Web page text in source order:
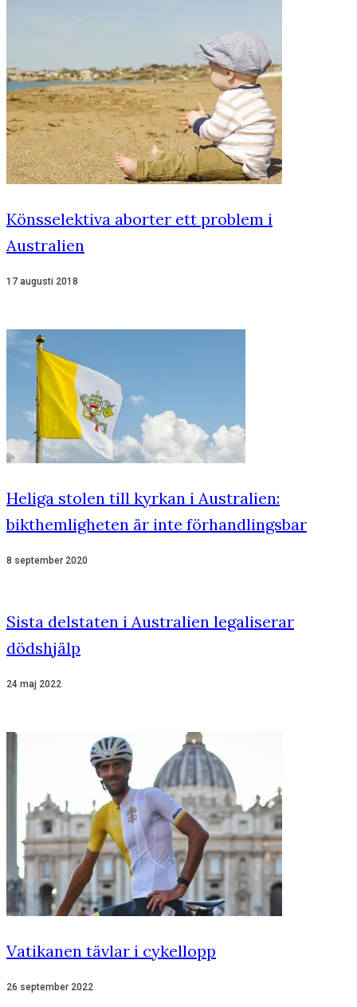
Könsselektiva aborter ett problem i
Australien
17 augusti 2018
Heliga stolen till kyrkan i Australien:
bikthemligheten är inte förhandlingsbar
8 september 2020
Sista delstaten i Australien legaliserar
dödshjälp
24 maj 2022
Vatikanen tävlar i cykellopp
26 september 2022